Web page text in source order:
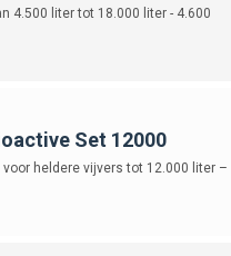
4.500 liter tot 18.000 liter - 4.600
Set 12000
heldere vijvers tot 12.000 liter –